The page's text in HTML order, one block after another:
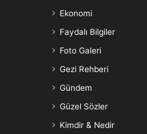
Ekonomi
Faydalı Bilgiler
Foto Galeri
Gezi Rehberi
Gündem
Güzel Sözler
Kimdir & Nedir